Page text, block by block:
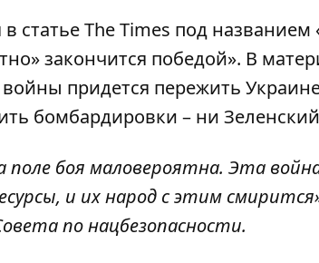
статье The Times под
закончится победой». В
войны придется пережить
бомбардировки – ни
поле боя маловероятна. Эта
и их народ с этим
по нацбезопасности.